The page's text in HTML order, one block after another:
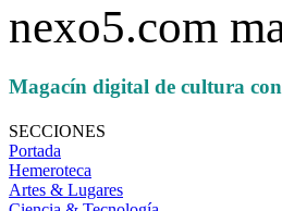
nexo5.com
Magacín digital de cultura
SECCIONES
Portada
Hemeroteca
Artes & Lugares